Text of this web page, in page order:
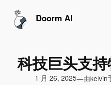
Doorm AI
科技巨头支
1 月 26, 2025—由kelvin